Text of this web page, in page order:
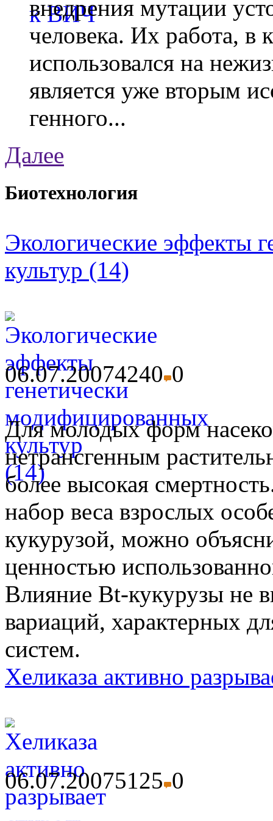
внедрения мутации
человека. Их работа, в
использовался на
является уже вторым
генного...
Далее
Биотехнология
Экологические эффекты
культур (14)
06.07.20074240 0
Для молодых форм
нетрансгенным
более высокая
набор веса взрослых
кукурузой, можно
ценностью
Влияние Bt-кукурузы не
вариаций, характерных
систем.
Хеликаза активно
06.07.20075125 0